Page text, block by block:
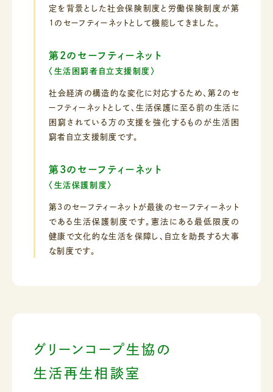
定を背景とした社会保険制度と 労働保険制度が第
1のセーフティーネットとして機能してきました。
第2のセーフティーネット
〈生活困窮者自立支援制度〉
社会経済の構造的な変化に対応するため、第2のセ
ーフティーネットとして、生活保護に至る前の生活に
困窮されている方の支援を強化するものが生活困
窮者自立支援制度です。
第3のセーフティーネット
〈生活保護制度〉
第3のセーフティーネットが最後のセーフティーネット
である生活保護制度です。 憲法にある最低限度の
健康で文化的な生活を保障し、自立を助長する大事
な制度です。
グリーンコープ生協の
生活再生相談室